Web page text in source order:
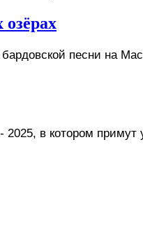
песни на
в котором примут